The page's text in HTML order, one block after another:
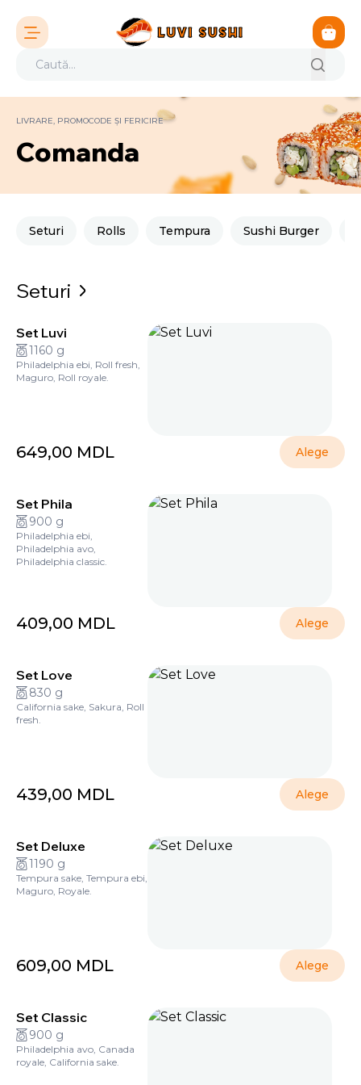
LIVRARE, PROMOCODE ȘI FERICIRE
Comanda
Seturi Rolls Tempura Sushi Burger
Seturi
Set Luvi
1160 g
Philadelphia ebi, Roll fresh,
Maguro, Roll royale.
649,00 MDL Alege
Set Phila
900 g
Philadelphia ebi,
Philadelphia avo,
Philadelphia classic.
409,00 MDL Alege
Set Love
830 g
California sake, Sakura, Roll
fresh.
439,00 MDL Alege
Set Deluxe
1190 g
Tempura sake, Tempura ebi,
Maguro, Royale.
609,00 MDL Alege
Set Classic
900 g
Philadelphia avo, Canada
royale, California sake.